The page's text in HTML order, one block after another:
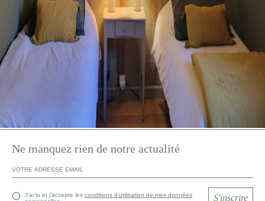
Ne manquez rien de notre actualité
J’ai lu et j’accepte les conditions d’utilisation de mes données
S'inscrire